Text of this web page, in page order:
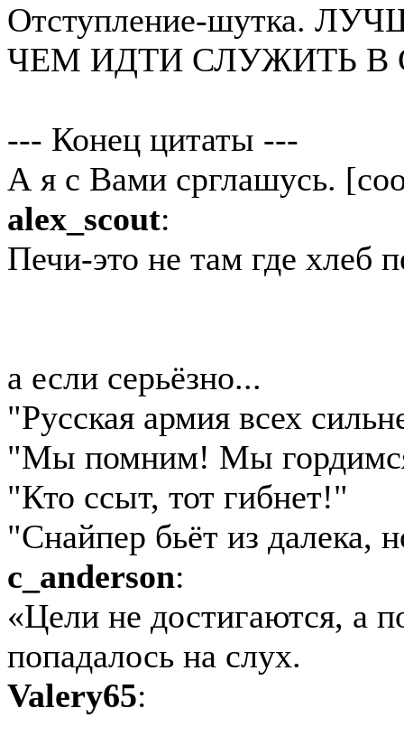
Отступление-шутка.
ЧЕМ ИДТИ СЛУЖИТЬ В
--- Конец цитаты ---
А я с Вами срглашусь.
alex_scout:
Печи-это не там где хлеб
а если серьёзно...
"Русская армия всех
"Мы помним! Мы
"Кто ссыт, тот гибнет!"
"Снайпер бьёт из далека,
c_anderson:
«Цели не достигаются, а
попадалось на слух.
Valery65: